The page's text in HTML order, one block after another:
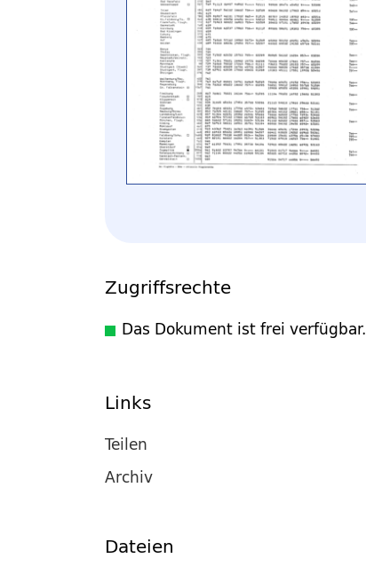
Zugriffsrechte
Das Dokument ist frei verfügbar.
Links
Teilen
Archiv
Dateien